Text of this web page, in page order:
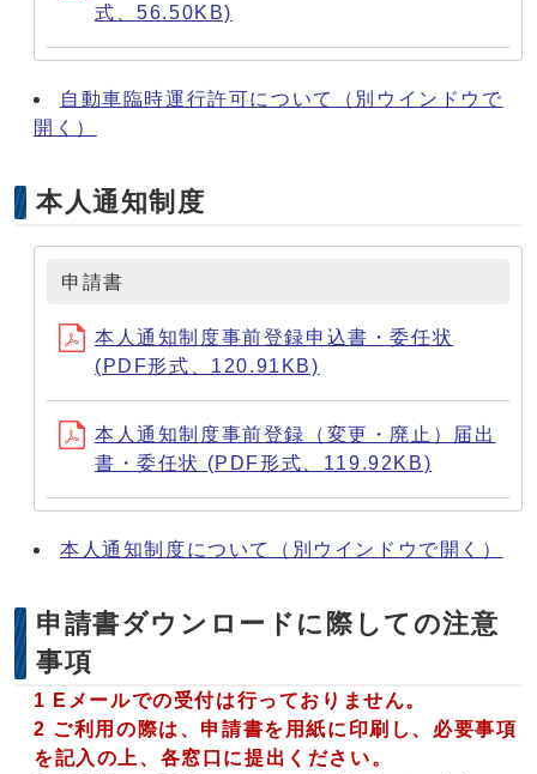
式、56.50KB)
自動車臨時運行許可について
（別ウインドウで
開く）
本人通知制度
申請書
本人通知制度事前登録申込書・委任状
(PDF形式、120.91KB)
本人通知制度事前登録（変更・廃止）届出
書・委任状 (PDF形式、119.92KB)
本人通知制度について （別ウインドウで開く）
申請書ダウンロードに際しての注意
事項
1 Eメールでの受付は行っておりません。
2 ご利用の際は、申請書を用紙に印刷し、必要事項
を記入の上、各窓口に提出ください。